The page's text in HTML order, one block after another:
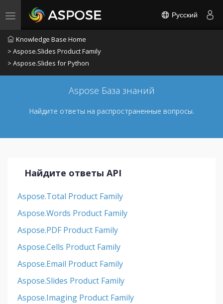
Toggle navigation Русский
Knowledge Base Home
> Aspose.Slides Product Family
> Aspose.Slides for Python
Aspose База знаний
Найдите ответы на распространенные вопросы.
Найдите ответы API
Aspose.Total Product Family
Aspose.Words Product Family
Aspose.PDF Product Family
Aspose.Cells Product Family
Aspose.Email Product Family
Aspose.Slides Product Family
Aspose.Imaging Product Family